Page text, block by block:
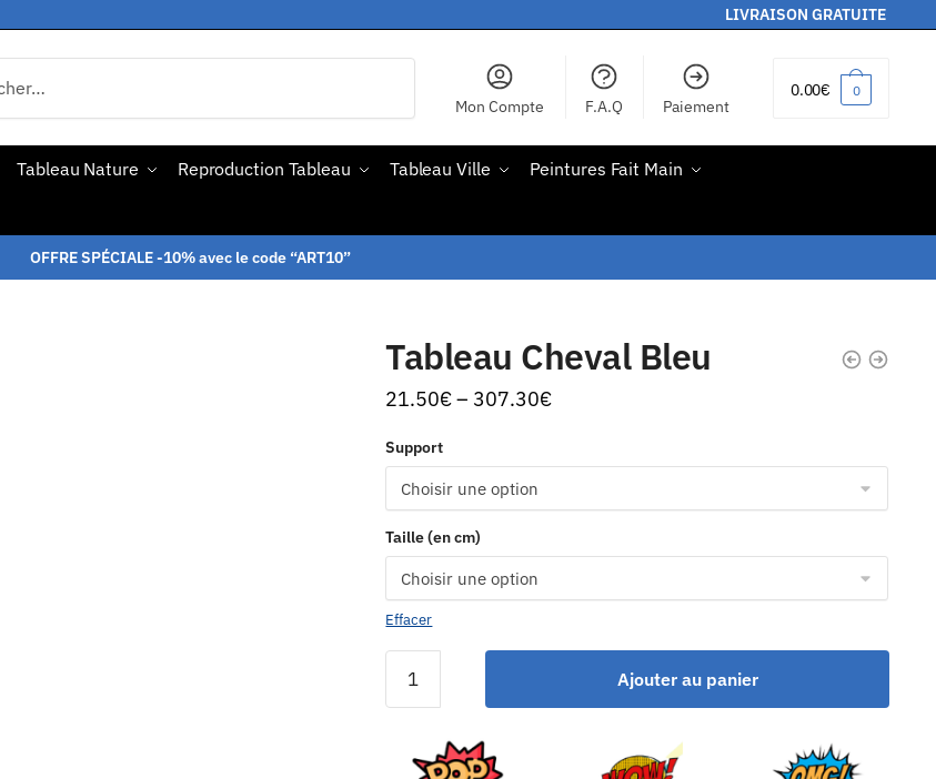
LIVRAISON GRATUITE
Mon Compte F.A.Q Paiement
0.00€ 0
Tableau Nature Reproduction Tableau Tableau Ville
Peintures Fait Main
OFFRE SPÉCIALE -10% avec le code “ART10”
Tableau Cheval Bleu
21.50€– 307.30€
Support
Taille (en cm)
Effacer
Ajouter au panier